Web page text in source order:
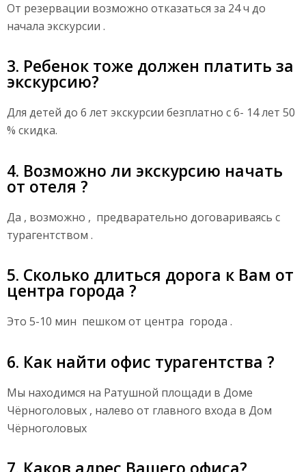
От резервации возможно отказаться за 24 ч до
начала экскурсии .
3. Ребенок тоже должен платить за
экскурсию?
Для детей до 6 лет экскурсии безплатно с 6- 14 лет 50
% скидка.
4. Возможно ли экскурсию начать
от отеля ?
Да , возможно , предварательно договариваясь с
турагентством .
5. Сколько длиться дорога к Вам от
центра города ?
Это 5-10 мин пешком от центра города .
6. Как найти офис турагентства ?
Мы находимся на Ратушной площади в Доме
Чёрноголовых , налево от главного входа в Дом
Чёрноголовых